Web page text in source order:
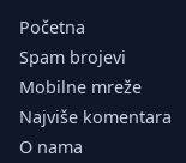
Početna
Spam brojevi
Mobilne mreže
Najviše komentara
O nama